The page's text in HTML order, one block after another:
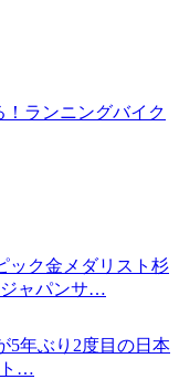
ランニングバイク
ック金メダリスト杉
ジャパンサ…
5年ぶり2度目の日本
ト…